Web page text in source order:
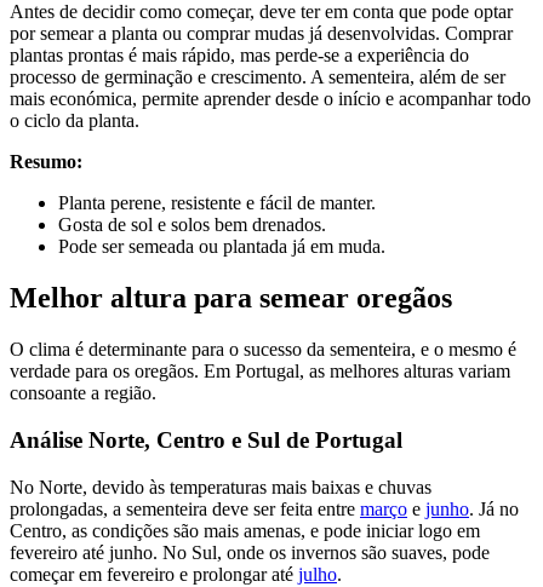
Antes de decidir como começar, deve ter em conta que pode optar
por semear a planta ou comprar mudas já desenvolvidas. Comprar
plantas prontas é mais rápido, mas perde-se a experiência do
processo de germinação e crescimento. A sementeira, além de ser
mais económica, permite aprender desde o início e acompanhar todo
o ciclo da planta.
Resumo:
Planta perene, resistente e fácil de manter.
Gosta de sol e solos bem drenados.
Pode ser semeada ou plantada já em muda.
Melhor altura para semear oregãos
O clima é determinante para o sucesso da sementeira, e o mesmo é
verdade para os oregãos. Em Portugal, as melhores alturas variam
consoante a região.
Análise Norte, Centro e Sul de Portugal
No Norte, devido às temperaturas mais baixas e chuvas
prolongadas, a sementeira deve ser feita entre março e junho. Já no
Centro, as condições são mais amenas, e pode iniciar logo em
fevereiro até junho. No Sul, onde os invernos são suaves, pode
começar em fevereiro e prolongar até julho.